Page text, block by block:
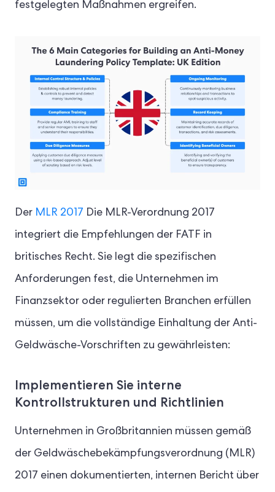
festgelegten Maßnahmen ergreifen.
Der MLR 2017 Die MLR-Verordnung 2017
integriert die Empfehlungen der FATF in
britisches Recht. Sie legt die spezifischen
Anforderungen fest, die Unternehmen im
Finanzsektor oder regulierten Branchen erfüllen
müssen, um die vollständige Einhaltung der Anti-
Geldwäsche-Vorschriften zu gewährleisten:
Implementieren Sie interne
Kontrollstrukturen und Richtlinien
Unternehmen in Großbritannien müssen gemäß
der Geldwäschebekämpfungsverordnung (MLR)
2017 einen dokumentierten, internen Bericht über